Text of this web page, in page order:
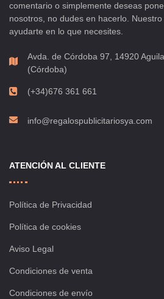
comentario o simplemente deseas
nosotros, no dudes en hacerlo.
ayudarte en lo que necesites.
Avda. de Córdoba 97, 14920
(Córdoba)
(+34)676 361 661
info@regalospublicitariosya.com
ATENCIÓN AL CLIENTE
Política de Privacidad
Política de cookies
Aviso Legal
Condiciones de venta
Condiciones de envío